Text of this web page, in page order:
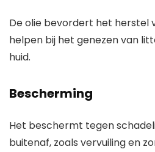
De olie bevordert het herstel
helpen bij het genezen van
huid.
Bescherming
Het beschermt tegen
buitenaf, zoals vervuiling en